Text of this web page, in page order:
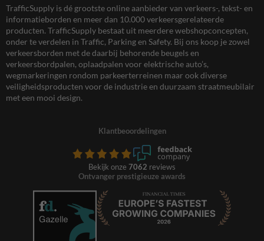
TrafficSupply is dé grootste online aanbieder van verkeers-, tekst- en
informatieborden en meer dan 10.000 verkeersgerelateerde
producten. TrafficSupply bestaat uit meerdere webshopconcepten,
onder te verdelen in Traffic, Parking en Safety. Bij ons koop je zowel
verkeersborden met de daarbij behorende beugels en
verkeersbordpalen, oplaadpalen voor elektrische auto’s,
wegmarkeringen rondom parkeerterreinen maar ook diverse
veiligheidsproducten voor de industrie en duurzaam straatmeubilair
met een mooi design.
Klantbeoordelingen
Bekijk onze 7062 reviews
Ontvanger prestigieuze awards